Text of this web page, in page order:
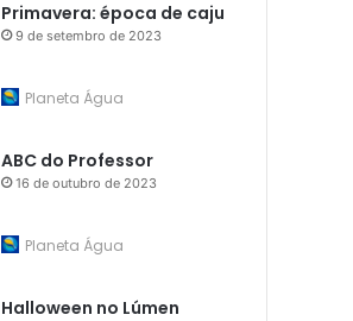
Primavera: época de caju
9 de setembro de 2023
Planeta Água
ABC do Professor
16 de outubro de 2023
Planeta Água
Halloween no Lúmen